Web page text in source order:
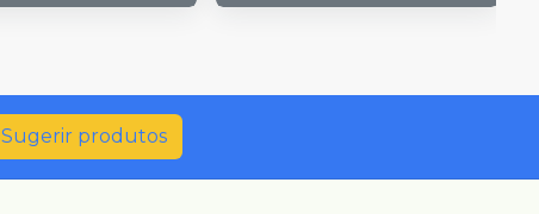
Sugerir produtos